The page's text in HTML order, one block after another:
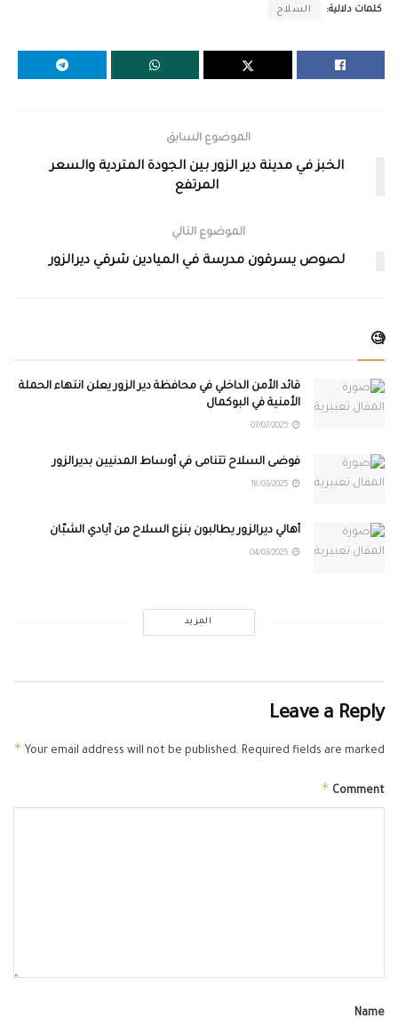
كلمات دلالية: السلاح
الموضوع السابق
الخبز في مدينة دير الزور بين الجودة المتردية والسعر
المرتفع
الموضوع التالي
لصوص يسرقون مدرسة في الميادين شرقي ديرالزور
🧐
قائد الأمن الداخلي في محافظة دير الزور يعلن انتهاء الحملة
الأمنية في البوكمال
فوضى السلاح تتنامى في أوساط المدنيين بديرالزور
أهالي ديرالزور يطالبون بنزع السلاح من أيادي الشبّان
المزيد
Leave a Reply
Your email address will not be published. Required fields are marked
*
Comment
*
Name